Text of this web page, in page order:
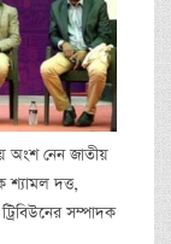
অংশ নেন জাতীয়
শ্যামল দত্ত,
সম্পাদক